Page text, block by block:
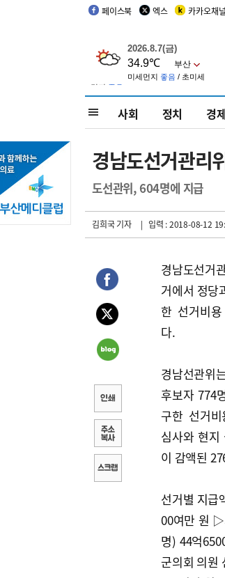
페이스북 엑스 카카오채널
사회 정치 경
경남도선거관리
도선관위, 604명에 지급
김희국 기자 | 입력 : 2018-08-12
경남도선거
거에서 정당
한 선거비
다.
경남선관위
후보자 774
구한 선거
심사와 현지
이 감액된
선거별 지
00여만 원 ▷
명) 44억
군의회 의원